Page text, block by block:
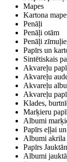
Mapes
Kartona
Penāļi
Penāļi otām
Penāļi
Papīrs un
Sintētiskais
Akvareļu
Akvareļu
Akvareļu
Akvareļu
Klades,
Marķieru
Albumi
Papīrs eļļai
Albumi akrila
Papīrs
Albumi